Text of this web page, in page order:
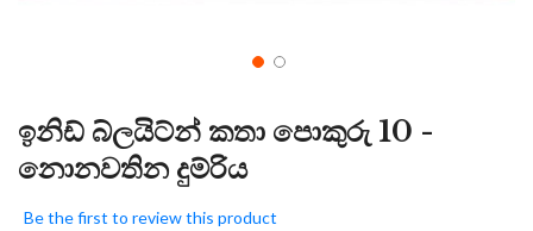
ඉනිඩ් බ්ලයිට්න් කතා පොකුරු 10 -
නොනවතින දුම්රිය
Be the first to review this product